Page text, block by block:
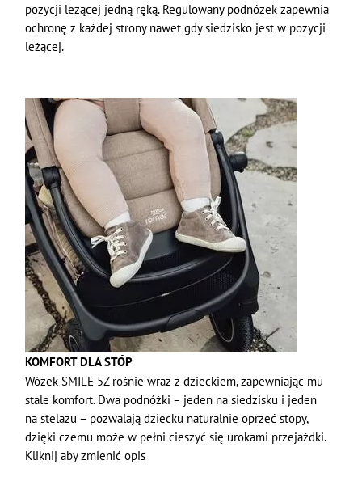
pozycji leżącej jedną ręką. Regulowany podnóżek zapewnia
ochronę z każdej strony nawet gdy siedzisko jest w pozycji
leżącej.
KOMFORT DLA STÓP
Wózek SMILE 5Z rośnie wraz z dzieckiem, zapewniając mu
stale komfort. Dwa podnóżki – jeden na siedzisku i jeden
na stelażu – pozwalają dziecku naturalnie oprzeć stopy,
dzięki czemu może w pełni cieszyć się urokami przejażdki.
Kliknij aby zmienić opis